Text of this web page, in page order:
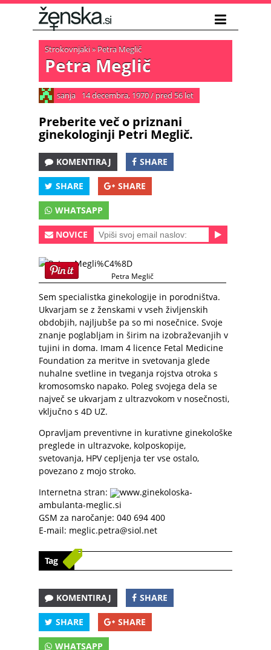
Strokovnjaki» Petra Meglič
Petra Meglič
sanja 14 decembra, 1970/ pred 56 let
Preberite več o priznani
ginekologinji Petri Meglič.
KOMENTIRAJ SHARE
SHARE SHARE
WHATSAPP
NOVICE
Petra Meglič
Sem specialistka ginekologije in porodništva.
Ukvarjam se z ženskami v vseh življenskih
obdobjih, najljubše pa so mi nosečnice. Svoje
znanje poglabljam in širim na izobraževanjih v
tujini in doma. Imam 4 licence Fetal Medicine
Foundation za meritve in svetovanja glede
nuhalne svetline in tveganja rojstva otroka s
kromosomsko napako. Poleg svojega dela se
največ se ukvarjam z ultrazvokom v nosečnosti,
vključno s 4D UZ.
Opravljam preventivne in kurativne ginekološke
preglede in ultrazvoke, kolposkopije,
svetovanja, HPV cepljenja ter vse ostalo,
povezano z mojo stroko.
Internetna stran:
www.ginekoloska-
ambulanta-meglic.si
GSM za naročanje: 040 694 400
E-mail: meglic.petra@siol.net
Tag
KOMENTIRAJ SHARE
SHARE SHARE
WHATSAPP